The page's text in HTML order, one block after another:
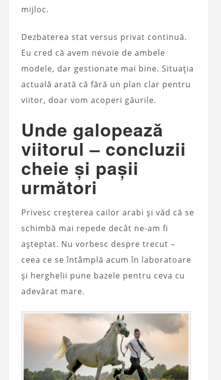
mijloc.
Dezbaterea stat versus privat continuă.
Eu cred că avem nevoie de ambele
modele, dar gestionate mai bine. Situația
actuală arată că fără un plan clar pentru
viitor, doar vom acoperi găurile.
Unde galopează
viitorul – concluzii
cheie și pașii
următori
Privesc creșterea cailor arabi și văd că se
schimbă mai repede decât ne-am fi
așteptat. Nu vorbesc despre trecut –
ceea ce se întâmplă acum în laboratoare
și herghelii pune bazele pentru ceva cu
adevărat mare.